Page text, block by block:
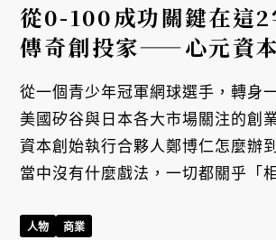
從0-100成功關鍵在這2
傳奇創投家——心元資
從一個青少年冠軍網球選手，轉身
美國矽谷與日本各大市場關注的創
資本創始執行合夥人鄭博仁怎麼辦
當中沒有什麼戲法，一切都關乎「
人物 商業